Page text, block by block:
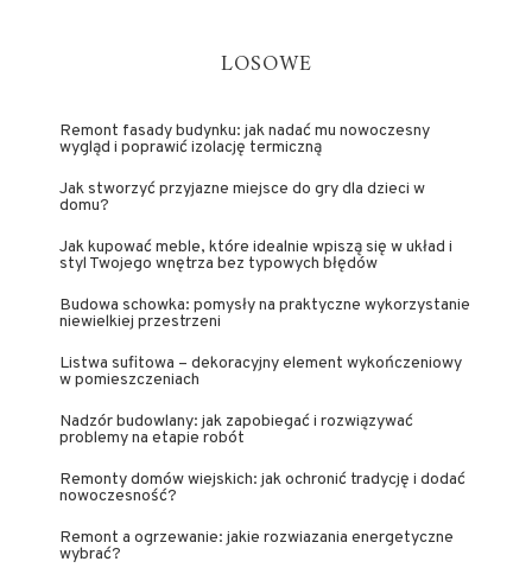
LOSOWE
Remont fasady budynku: jak nadać mu nowoczesny
wygląd i poprawić izolację termiczną
Jak stworzyć przyjazne miejsce do gry dla dzieci w
domu?
Jak kupować meble, które idealnie wpiszą się w układ i
styl Twojego wnętrza bez typowych błędów
Budowa schowka: pomysły na praktyczne wykorzystanie
niewielkiej przestrzeni
Listwa sufitowa – dekoracyjny element wykończeniowy
w pomieszczeniach
Nadzór budowlany: jak zapobiegać i rozwiązywać
problemy na etapie robót
Remonty domów wiejskich: jak ochronić tradycję i dodać
nowoczesność?
Remont a ogrzewanie: jakie rozwiazania energetyczne
wybrać?